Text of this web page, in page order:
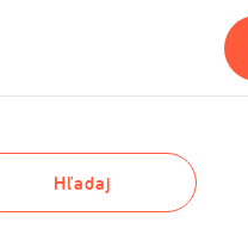
Hľadaj